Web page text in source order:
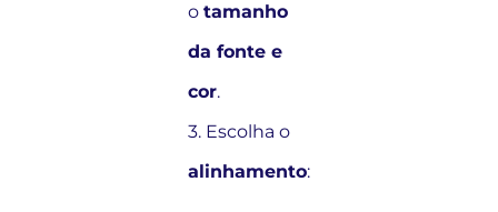
otamanho
da fonte e
cor.
3. Escolha o
alinhamento: